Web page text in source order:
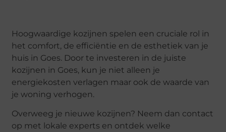
Hoogwaardige kozijnen spelen een cruciale rol in
het comfort, de efficiëntie en de esthetiek van je
huis in Goes. Door te investeren in de juiste
kozijnen in Goes, kun je niet alleen je
energiekosten verlagen maar ook de waarde van
je woning verhogen.
Overweeg je nieuwe kozijnen? Neem dan contact
op met lokale experts en ontdek welke